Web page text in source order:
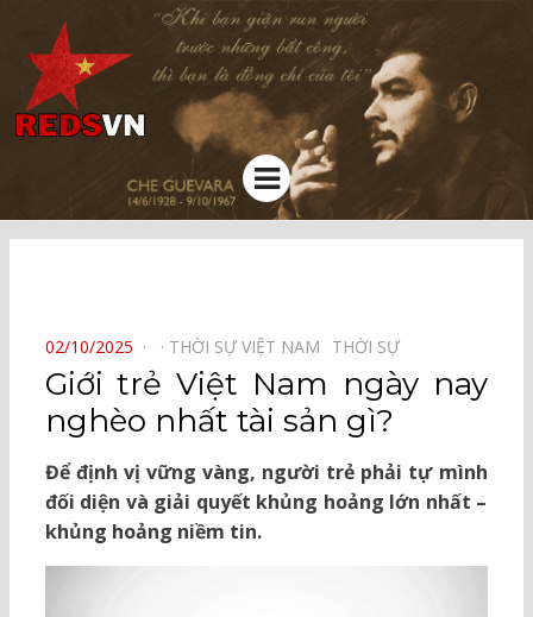
Kênh chia sẻ tri thức cộng đồng
Menu
POSTED
ON
02/10/2025 THỜI SỰ VIỆT NAM⠀ THỜI SỰ⠀
Giới trẻ Việt Nam ngày nay
nghèo nhất tài sản gì?
Để định vị vững vàng, người trẻ phải tự mình
đối diện và giải quyết khủng hoảng lớn nhất –
khủng hoảng niềm tin.